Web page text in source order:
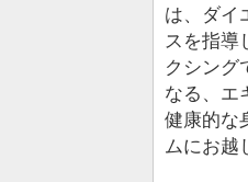
は、ダイ
スを指導
クシング
なる、エ
健康的な
ムにお越